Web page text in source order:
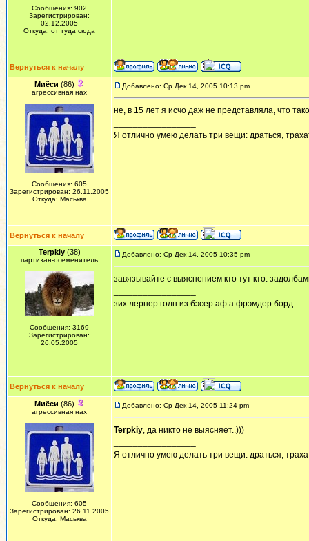
Сообщения: 902
Зарегистрирован:
02.12.2005
Откуда: от туда сюда
Вернуться к началу
Миёси (86)
агрессивная нах
Сообщения: 605
Зарегистрирован: 26.11.2005
Откуда: Маськва
Добавлено: Ср Дек 14, 2005 10:13 pm
не, в 15 лет я исчо даж не представляла, что
Я отлично умею делать три вещи: драться,
Вернуться к началу
Terpkiy(38)
партизан-осеменитель
Сообщения: 3169
Зарегистрирован:
26.05.2005
Добавлено: Ср Дек 14, 2005 10:35 pm
завязывайте с выяснением кто тут кто.
зих лернер голн из бэсер аф а фрэмдер борд
Вернуться к началу
Миёси (86)
агрессивная нах
Сообщения: 605
Зарегистрирован: 26.11.2005
Откуда: Маськва
Добавлено: Ср Дек 14, 2005 11:24 pm
Terpkiy, да никто не выясняет..)))
Я отлично умею делать три вещи: драться,